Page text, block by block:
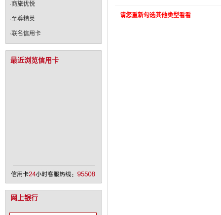
·商旅优悦
·至尊精英
·联名信用卡
最近浏览信用卡
网上银行
请您重新勾选其他类型看看